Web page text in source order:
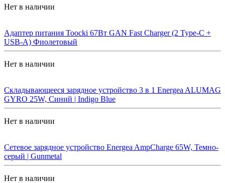
Нет в наличии
Адаптер питания Toocki 67Вт GAN Fast Charger (2 Type-C +
USB-A) Фиолетовый
Нет в наличии
Складывающееся зарядное устройство 3 в 1 Energea ALUMAG
GYRO 25W, Синий | Indigo Blue
Нет в наличии
Сетевое зарядное устройство Energea AmpCharge 65W, Темно-
серый | Gunmetal
Нет в наличии